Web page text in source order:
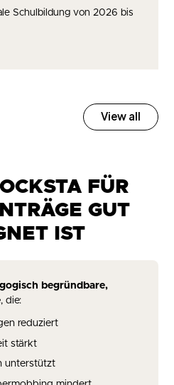
Schulbildung von 2026 bis
View all
FÜR
GUT
IST
begründbare,
, die:
reduziert
stärkt
unterstützt